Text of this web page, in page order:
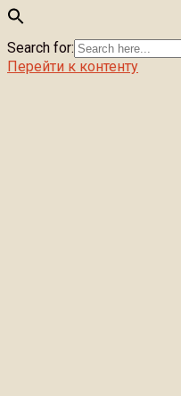
Search for:
Перейти к контенту